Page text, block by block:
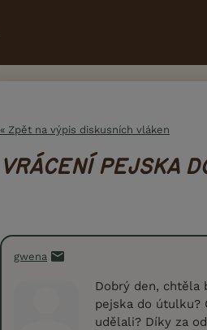
« Zpět na výpis diskusních vláken
VRÁCENÍ PEJSKA
gwena
Dobrý den, chtěla
pejska do útulku?
udělali? Díky za